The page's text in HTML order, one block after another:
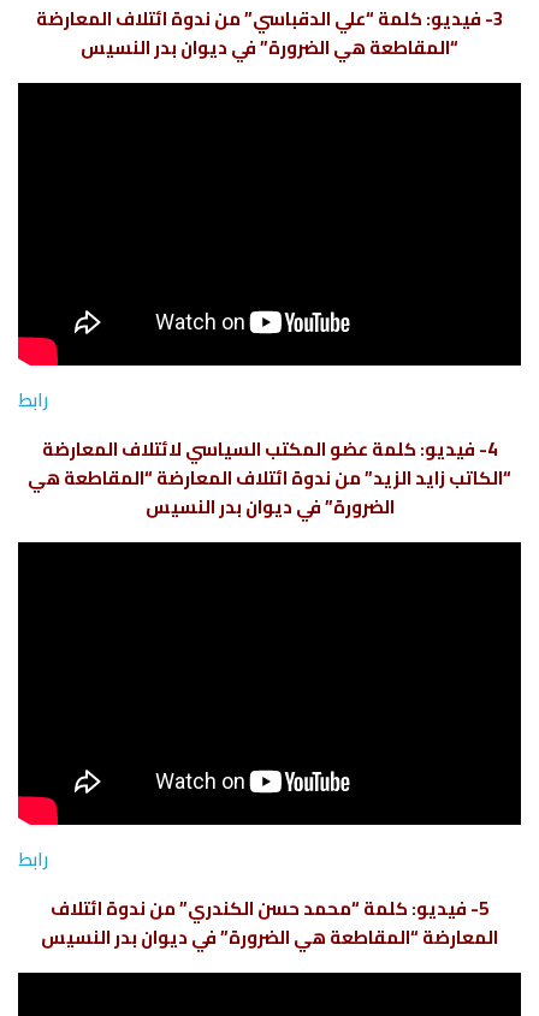
3- فيديو: كلمة “علي الدقباسي” من ندوة ائتلاف المعارضة
“المقاطعة هي الضرورة” في ديوان بدر النسيس
رابط
4- فيديو: كلمة عضو المكتب السياسي لائتلاف المعارضة
“الكاتب زايد الزيد” من ندوة ائتلاف المعارضة “المقاطعة هي
الضرورة” في ديوان بدر النسيس
رابط
5- فيديو: كلمة “محمد حسن الكندري” من ندوة ائتلاف
المعارضة “المقاطعة هي الضرورة” في ديوان بدر النسيس